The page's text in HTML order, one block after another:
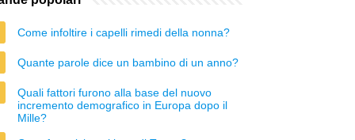
Come infoltire i capelli rimedi della nonna?
Quante parole dice un bambino di un anno?
Quali fattori furono alla base del nuovo
incremento demografico in Europa dopo il
Mille?